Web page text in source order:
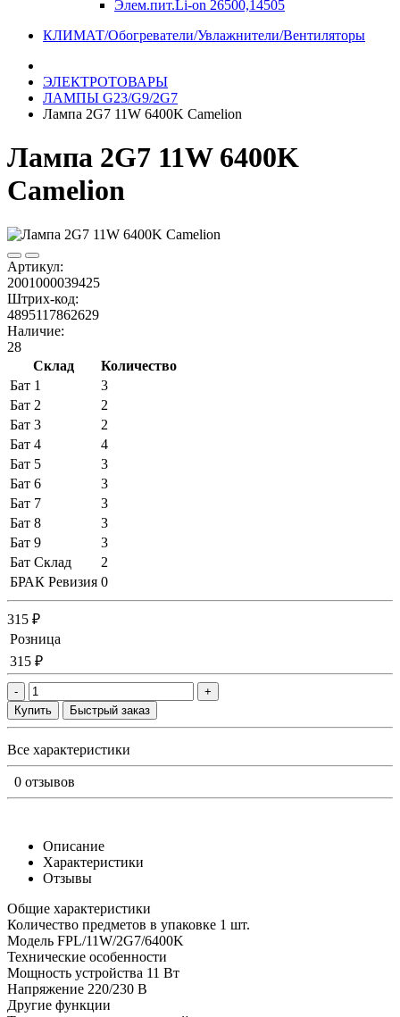
Элем.пит.Li-on 26500,14505
КЛИМАТ/Обогреватели/Увлажнители/Вентиляторы
ЭЛЕКТРОТОВАРЫ
ЛАМПЫ G23/G9/2G7
Лампа 2G7 11W 6400K Camelion
Лампа 2G7 11W 6400K
Camelion
Артикул:
2001000039425
Штрих-код:
4895117862629
Наличие:
28
Склад
Количество
Бат 1
3
Бат 2
2
Бат 3
2
Бат 4
4
Бат 5
3
Бат 6
3
Бат 7
3
Бат 8
3
Бат 9
3
Бат Склад
2
БРАК Ревизия 0
315 ₽
Розница
315 ₽
-
+
Купить
Быстрый заказ
Все характеристики
0 отзывов
Описание
Характеристики
Отзывы
Общие характеристики
Количество предметов в упаковке 1 шт.
Модель FPL/11W/2G7/6400K
Технические особенности
Мощность устройства 11 Вт
Напряжение 220/230 В
Другие функции